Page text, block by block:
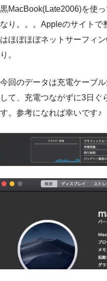
黒MacBook(Late2006)を使
なり。。。Appleのサイトで
はほぼほぼネットサーフィ
り。
今回のデータは充電ケーブ
して、充電つながずに3日ぐ
す。参考になれば幸いです♪